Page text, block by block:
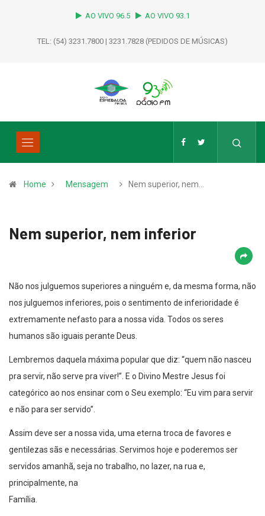
AO VIVO 96.5 AO VIVO 93.1
TEL: (54) 3231.7800 | 3231.7828 (PEDIDOS DE MÚSICAS)
Home Mensagem Nem superior, nem…
Nem superior, nem inferior
Não nos julguemos superiores a ninguém e, da mesma forma, não
nos julguemos inferiores, pois o sentimento de inferioridade é
extremamente nefasto para a nossa vida. Todos os seres
humanos são iguais perante Deus.
Lembremos daquela máxima popular que diz: “quem não nasceu
pra servir, não serve pra viver!”. E o Divino Mestre Jesus foi
categórico ao nos ensinar com o Seu exemplo: “Eu vim para servir
e não para ser servido”.
Assim deve ser a nossa vida, uma eterna troca de favores e
gentilezas sãs e necessárias. Servimos hoje e poderemos ser
servidos amanhã, seja no trabalho, no lazer, na rua e,
principalmente, na
Família.